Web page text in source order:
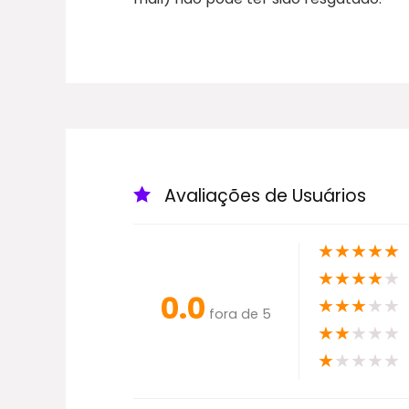
Avaliações de Usuários
0.0 fora de 5
★★★★★
★★★★★
★★★★★
★★★★★
★★★★★